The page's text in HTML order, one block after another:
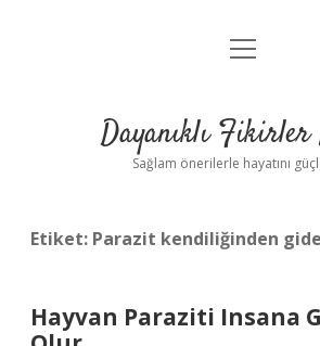
Anasayfa
Yasal Uyarı
menüyü
Dayanıklı
Sağlam önerilerle hayatını
Etiket: Parazit kendiliğinden
Hayvan Paraziti Insana